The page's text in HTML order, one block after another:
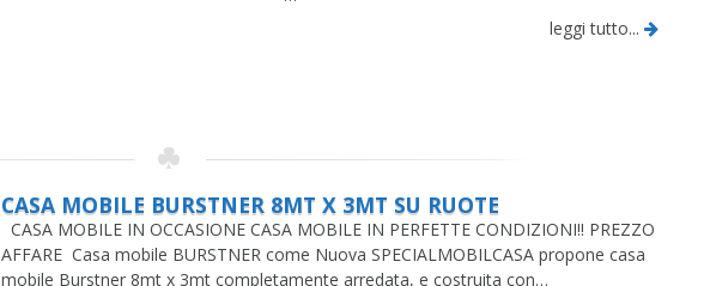
leggi tutto...
CASA MOBILE BURSTNER 8MT X 3MT SU RUOTE
CASA MOBILE IN OCCASIONE CASA MOBILE IN PERFETTE CONDIZIONI!! PREZZO
AFFARE Casa mobile BURSTNER come Nuova SPECIALMOBILCASA propone casa
mobile Burstner 8mt x 3mt completamente arredata, e costruita con…